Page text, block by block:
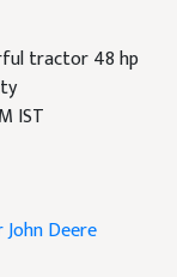
tractor 48 hp
IST
John Deere